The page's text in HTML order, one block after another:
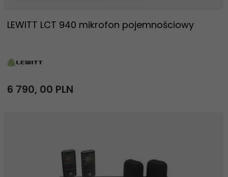
LEWITT LCT 940 mikrofon pojemnościowy
6 790, 00 PLN